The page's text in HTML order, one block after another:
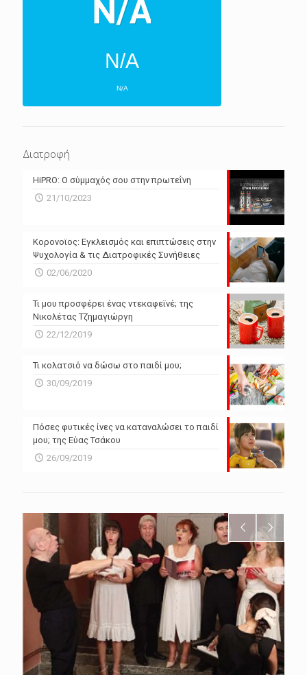
N/A
N/A
N/A
Powered by Forecast.io
Διατροφή
HiPRO: Ο σύμμαχός σου στην πρωτεΐνη
21/10/2023
Κορονοϊος: Εγκλεισμός και επιπτώσεις στην
Ψυχολογία & τις Διατροφικές Συνήθειες
02/06/2020
Τι μου προσφέρει ένας ντεκαφεϊνέ; της
Νικολέτας Τζημαγιώργη
22/12/2019
Τι κολατσιό να δώσω στο παιδί μου;
30/09/2019
Πόσες φυτικές ίνες να καταναλώσει το παιδί
μου; της Εύας Τσάκου
26/09/2019